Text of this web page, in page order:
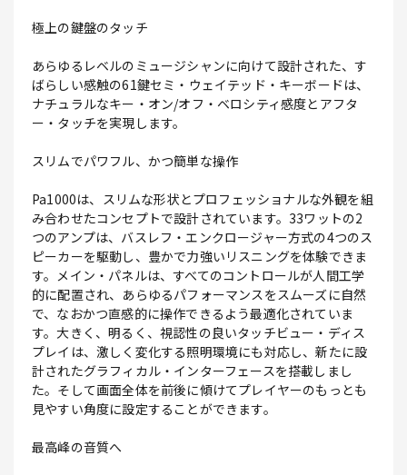
極上の鍵盤のタッチ
あらゆるレベルのミュージシャンに向けて設計された、す
ばらしい感触の61鍵セミ・ウェイテッド・キーボードは、
ナチュラルなキー・オン/オフ・ベロシティ感度とアフタ
ー・タッチを実現します。
スリムでパワフル、かつ簡単な操作
Pa1000は、スリムな形状とプロフェッショナルな外観を組
み合わせたコンセプトで設計されています。33ワットの2
つのアンプは、バスレフ・エンクロージャー方式の4つのス
ピーカーを駆動し、豊かで力強いリスニングを体験できま
す。メイン・パネルは、すべてのコントロールが人間工学
的に配置され、あらゆるパフォーマンスをスムーズに自然
で、なおかつ直感的に操作できるよう最適化されていま
す。大きく、明るく、視認性の良いタッチビュー・ディス
プレイは、激しく変化する照明環境にも対応し、新たに設
計されたグラフィカル・インターフェースを搭載しまし
た。そして画面全体を前後に傾けてプレイヤーのもっとも
見やすい角度に設定することができます。
最高峰の音質へ